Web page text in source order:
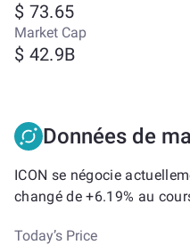
$ 73.65
Market Cap
$ 42.9B
Données de
ICON se négocie
changé de +6.19% au
Today’s Price